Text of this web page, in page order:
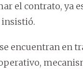
el contrato, ya
insistió.
encuentran en